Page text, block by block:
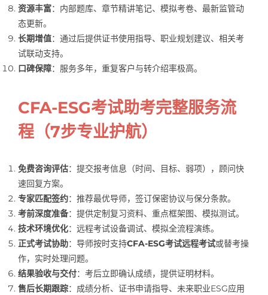
资源丰富：内部题库、章节精讲笔记、模拟考卷、最新监管动
态更新。
长期增值：通过后提供证书使用指导、职业规划建议、相关考
试联动支持。
口碑保障：服务多年，重复客户与转介绍率极高。
CFA-ESG考试助考完整服务流
程（7步专业护航）
免费咨询评估：提交报考信息（时间、目标、弱项），顾问快
速回复方案。
专家匹配签约：推荐最优导师，签订保密协议与保分条款。
考前深度准备：提供定制复习资料、重点框架图、模拟测试。
技术环境优化：远程考试设备调试、模拟全流程演练。
正式考试协助：导师按时支持CFA-ESG考试远程考试或替考操
作，实时处理问题。
结果验收与交付：考后立即确认成绩，提供证明材料。
售后长期跟踪：成绩分析、证书申请指导、未来职业ESG应用